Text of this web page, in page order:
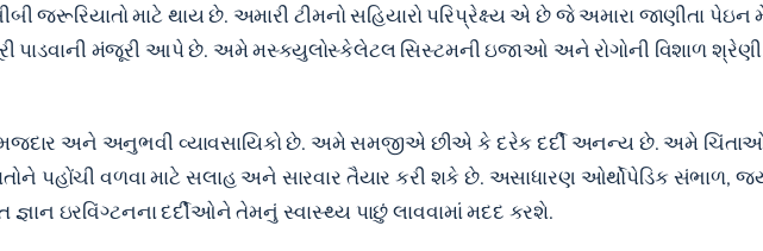
જરૂરિયાતો માટે થાય છે. અમારી ટીમનો સહિયારો પરિપ્રેક્ષ્ય એ છે જે અમારા જાણીતા
પાડવાની મંજૂરી આપે છે. અમે મસ્ક્યુલોસ્કેલેટલ સિસ્ટમની ઇજાઓ અને રોગોની વિશાળ શ્રેણી
અને અનુભવી વ્યાવસાયિકો છે. અમે સમજીએ છીએ કે દરેક દર્દી અનન્ય છે. અમે ચિંતાઓ
પહોંચી વળવા માટે સલાહ અને સારવાર તૈયાર કરી શકે છે. અસાધારણ ઓર્થોપેડિક
ઇરવિંગ્ટનના દર્દીઓને તેમનું સ્વાસ્થ્ય પાછું લાવવામાં મદદ કરશે.